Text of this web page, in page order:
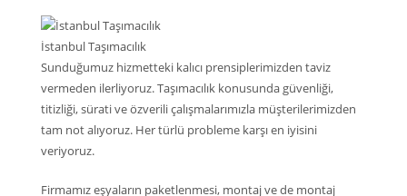
İstanbul Taşımacılık
Sunduğumuz hizmetteki kalıcı prensiplerimizden taviz
vermeden ilerliyoruz. Taşımacılık konusunda güvenliği,
titizliği, sürati ve özverili çalışmalarımızla müşterilerimizden
tam not alıyoruz. Her türlü probleme karşı en iyisini
veriyoruz.
Firmamız eşyaların paketlenmesi, montaj ve de montaj